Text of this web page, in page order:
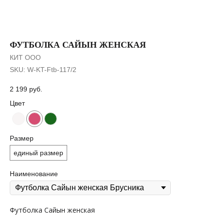
ФУТБОЛКА САЙЫН ЖЕНСКАЯ
КИТ ООО
SKU: W-KT-Ftb-117/2
2 199 руб.
Цвет
Размер
единый размер
Наименование
Футболка Сайын женская